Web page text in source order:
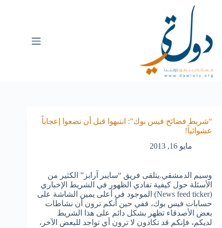
“شريط فضائح فيس بوك”: انتبهوا قبل أن تضعوا إعجاباً
عشوائياً!
مايو 16, 2013
وسيم الدمشقي.يتلقى فريق “سايبر آرابز” الكثير من
الأسئلة حول كيفية تفادي الظهور في الشريط الإخباري
(News feed ticker) الموجود في أعلى يمين الشاشة على
حسابات فيس بوك، ففي حين أنكم ترون أن نشاطات
بعض الأصدقاء تظهر بشكل دائم على هذا الشريط
لديكم، فإنكم قد تكادون لا ترون أي تواجد للبعض الآخر،